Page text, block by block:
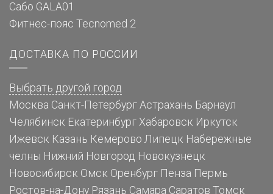
Сабо GALA01
Фитнес-пояс Tecnomed 2
ДОСТАВКА ПО РОССИИ
Выбрать другой город
Москва Санкт-Петербург Астрахань Барнаул
Челябинск Екатеринбург Хабаровск Иркутск
Ижевск Казань Кемерово Липецк Набережные
челны Нижний Новгород Новокузнецк
Новосибирск Омск Оренбург Пенза Пермь
Ростов-на-Дону Рязань Самара Саратов Томск